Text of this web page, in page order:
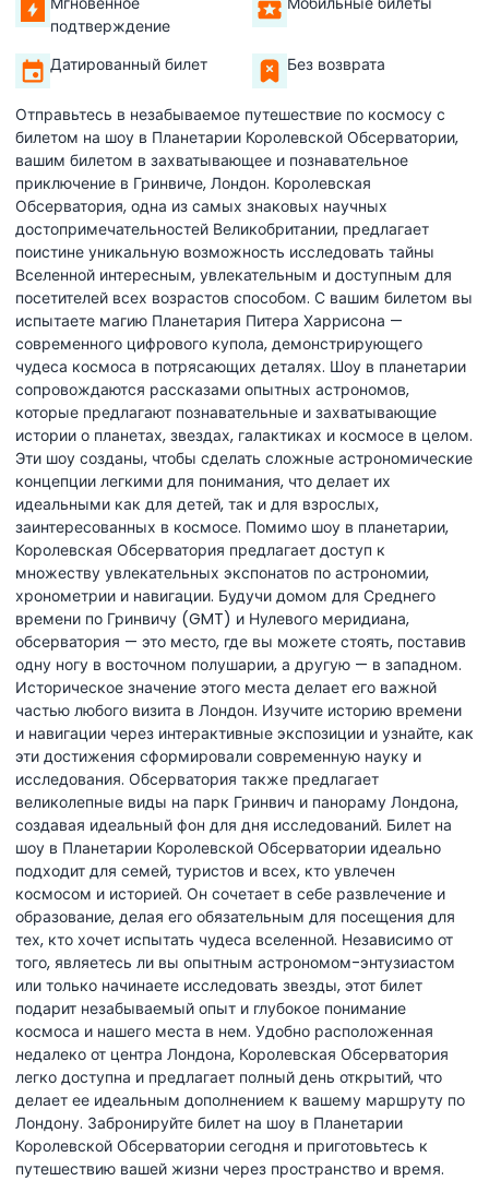
подтверждение
Датированный билет Без возврата
Отправьтесь в незабываемое путешествие по космосу с
билетом на шоу в Планетарии Королевской Обсерватории,
вашим билетом в захватывающее и познавательное
приключение в Гринвиче, Лондон. Королевская
Обсерватория, одна из самых знаковых научных
достопримечательностей Великобритании, предлагает
поистине уникальную возможность исследовать тайны
Вселенной интересным, увлекательным и доступным для
посетителей всех возрастов способом. С вашим билетом вы
испытаете магию Планетария Питера Харрисона —
современного цифрового купола, демонстрирующего
чудеса космоса в потрясающих деталях. Шоу в планетарии
сопровождаются рассказами опытных астрономов,
которые предлагают познавательные и захватывающие
истории о планетах, звездах, галактиках и космосе в целом.
Эти шоу созданы, чтобы сделать сложные астрономические
концепции легкими для понимания, что делает их
идеальными как для детей, так и для взрослых,
заинтересованных в космосе. Помимо шоу в планетарии,
Королевская Обсерватория предлагает доступ к
множеству увлекательных экспонатов по астрономии,
хронометрии и навигации. Будучи домом для Среднего
времени по Гринвичу (GMT) и Нулевого меридиана,
обсерватория — это место, где вы можете стоять, поставив
одну ногу в восточном полушарии, а другую — в западном.
Историческое значение этого места делает его важной
частью любого визита в Лондон. Изучите историю времени
и навигации через интерактивные экспозиции и узнайте, как
эти достижения сформировали современную науку и
исследования. Обсерватория также предлагает
великолепные виды на парк Гринвич и панораму Лондона,
создавая идеальный фон для дня исследований. Билет на
шоу в Планетарии Королевской Обсерватории идеально
подходит для семей, туристов и всех, кто увлечен
космосом и историей. Он сочетает в себе развлечение и
образование, делая его обязательным для посещения для
тех, кто хочет испытать чудеса вселенной. Независимо от
того, являетесь ли вы опытным астрономом-энтузиастом
или только начинаете исследовать звезды, этот билет
подарит незабываемый опыт и глубокое понимание
космоса и нашего места в нем. Удобно расположенная
недалеко от центра Лондона, Королевская Обсерватория
легко доступна и предлагает полный день открытий, что
делает ее идеальным дополнением к вашему маршруту по
Лондону. Забронируйте билет на шоу в Планетарии
Королевской Обсерватории сегодня и приготовьтесь к
путешествию вашей жизни через пространство и время.